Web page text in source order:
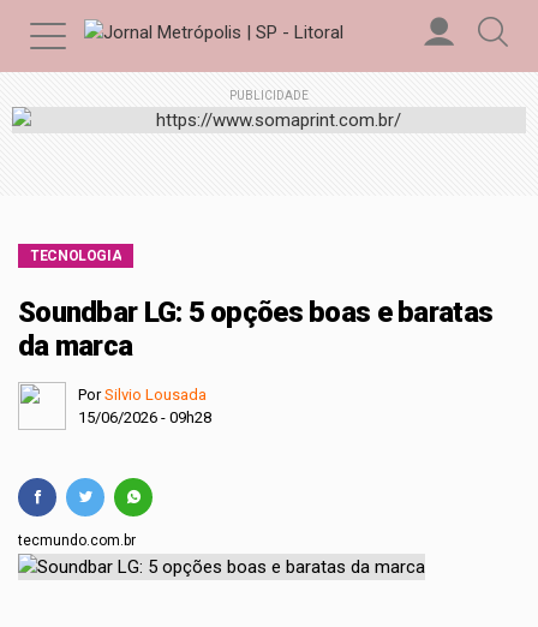
PUBLICIDADE
TECNOLOGIA
Soundbar LG: 5 opções boas e baratas
da marca
PorSilvio Lousada
15/06/2026 - 09h28
tecmundo.com.br